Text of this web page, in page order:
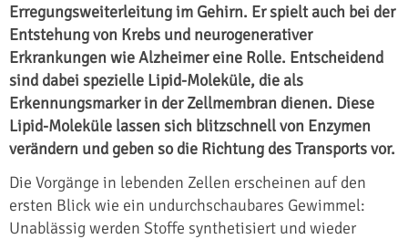
Erregungsweiterleitung im Gehirn. Er spielt auch bei der
Entstehung von Krebs und neurogenerativer
Erkrankungen wie Alzheimer eine Rolle. Entscheidend
sind dabei spezielle Lipid-Moleküle, die als
Erkennungsmarker in der Zellmembran dienen. Diese
Lipid-Moleküle lassen sich blitzschnell von Enzymen
verändern und geben so die Richtung des Transports vor.
Die Vorgänge in lebenden Zellen erscheinen auf den
ersten Blick wie ein undurchschaubares Gewimmel:
Unablässig werden Stoffe synthetisiert und wieder